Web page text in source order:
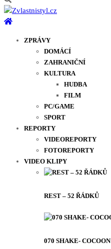
ZPRÁVY
DOMÁCÍ
ZAHRANIČNÍ
KULTURA
HUDBA
FILM
PC/GAME
SPORT
REPORTY
VIDEOREPORTY
FOTOREPORTY
VIDEO KLIPY
REST – 52 ŘÁDKŮ
070 SHAKE- COCOON